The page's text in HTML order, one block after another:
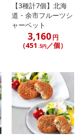
【3種計7個】北海
道・余市フルーツシ
ャーベット
3,160円
（451 .5円 ／個）